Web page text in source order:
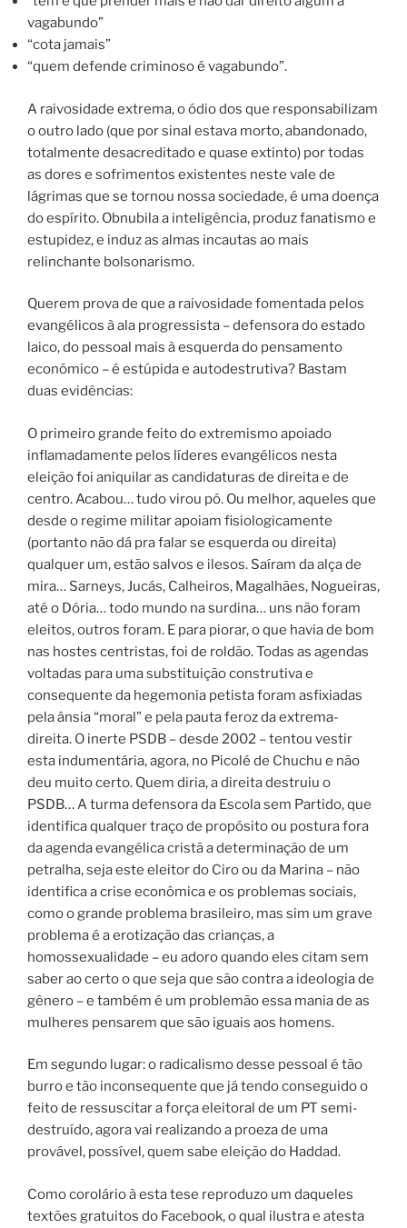
vagabundo”
“cota jamais”
“quem defende criminoso é vagabundo”.
A raivosidade extrema, o ódio dos que responsabilizam
o outro lado (que por sinal estava morto, abandonado,
totalmente desacreditado e quase extinto) por todas
as dores e sofrimentos existentes neste vale de
lágrimas que se tornou nossa sociedade, é uma doença
do espírito. Obnubila a inteligência, produz fanatismo e
estupidez, e induz as almas incautas ao mais
relinchante bolsonarismo.
Querem prova de que a raivosidade fomentada pelos
evangélicos à ala progressista – defensora do estado
laico, do pessoal mais à esquerda do pensamento
econômico – é estúpida e autodestrutiva? Bastam
duas evidências:
O primeiro grande feito do extremismo apoiado
inflamadamente pelos líderes evangélicos nesta
eleição foi aniquilar as candidaturas de direita e de
centro. Acabou… tudo virou pó. Ou melhor, aqueles que
desde o regime militar apoiam fisiologicamente
(portanto não dá pra falar se esquerda ou direita)
qualquer um, estão salvos e ilesos. Saíram da alça de
mira… Sarneys, Jucás, Calheiros, Magalhães, Nogueiras,
até o Dória… todo mundo na surdina… uns não foram
eleitos, outros foram. E para piorar, o que havia de bom
nas hostes centristas, foi de roldão.Todas as agendas
voltadas para uma substituição construtiva e
consequente da hegemonia petista foram asfixiadas
pela ânsia “moral” e pela pauta feroz da extrema-
direita. O inerte PSDB – desde 2002 – tentou vestir
esta indumentária, agora, no Picolé de Chuchu e não
deu muito certo. Quem diria, a direita destruiu o
PSDB… A turma defensora da Escola sem Partido, que
identifica qualquer traço de propósito ou postura fora
da agenda evangélica cristã a determinação de um
petralha, seja este eleitor do Ciro ou da Marina – não
identifica a crise econômica e os problemas sociais,
como o grande problema brasileiro, mas sim um grave
problema é a erotização das crianças, a
homossexualidade – eu adoro quando eles citam sem
saber ao certo o que seja que são contra a ideologia de
gênero – e também é um problemão essa mania de as
mulheres pensarem que são iguais aos homens.
Em segundo lugar: o radicalismo desse pessoal é tão
burro e tão inconsequente que já tendo conseguido o
feito de ressuscitar a força eleitoral de um PT semi-
destruído, agora vai realizando a proeza de uma
provável, possível, quem sabe eleição do Haddad.
Como corolário à esta tese reproduzo um daqueles
textões gratuitos do Facebook, o qual ilustra e atesta